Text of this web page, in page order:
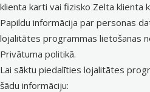
klienta karti vai fizisko Zelta klienta
Papildu informācija par personas
lojalitātes programmas lietošanas
Privātuma politikā.
Lai sāktu piedalīties lojalitātes
šādu informāciju: